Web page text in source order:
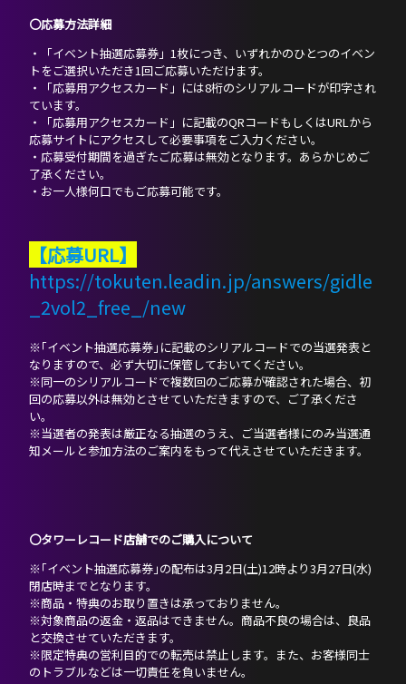
〇応募方法詳細
・「イベント抽選応募券」1枚につき、いずれかのひとつのイベン
トをご選択いただき1回ご応募いただけます。
・「応募用アクセスカード」には8桁のシリアルコードが印字され
ています。
・「応募用アクセスカード」に記載のQRコードもしくはURLから
応募サイトにアクセスして必要事項をご入力ください。
・応募受付期間を過ぎたご応募は無効となります。あらかじめご
了承ください。
・お一人様何口でもご応募可能です。
【応募URL】
https://tokuten.leadin.jp/answers/gidle
_2vol2_free_/new
※｢イベント抽選応募券｣に記載のシリアルコードでの当選発表と
なりますので、必ず大切に保管しておいてください。
※同一のシリアルコードで複数回のご応募が確認された場合、初
回の応募以外は無効とさせていただきますので、ご了承くださ
い。
※当選者の発表は厳正なる抽選のうえ、ご当選者様にのみ当選通
知メールと参加方法のご案内をもって代えさせていただきます。
〇タワーレコード店舗でのご購入について
※｢イベント抽選応募券｣の配布は3月2日(土)12時より3月27日(水)
閉店時までとなります。
※商品・特典のお取り置きは承っておりません。
※対象商品の返金・返品はできません。商品不良の場合は、良品
と交換させていただきます。
※限定特典の営利目的での転売は禁止します。また、お客様同士
のトラブルなどは一切責任を負いません。